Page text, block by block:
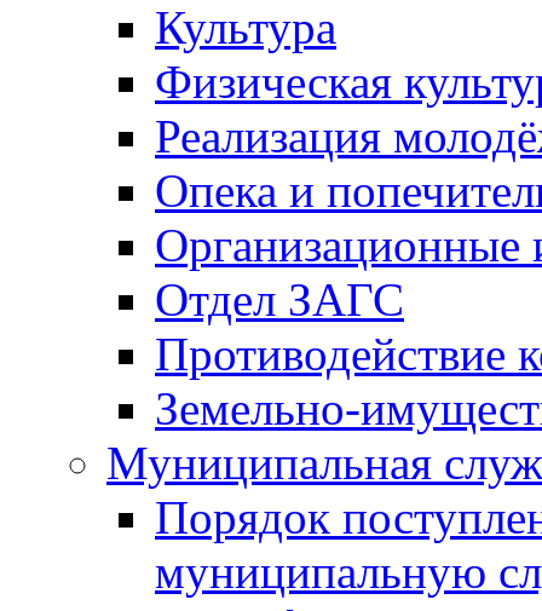
Культура
Физическая
Реализация
Опека и
Отдел ЗАГС
Противодействие
Земельно-
Муниципальная
Порядок
муниципальную